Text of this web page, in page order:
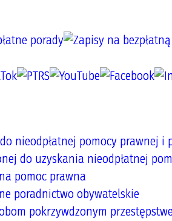
nieodpłatnej pomocy prawnej i
do uzyskania nieodpłatnej
pomoc prawna
poradnictwo obywatelskie
pokrzywdzonym